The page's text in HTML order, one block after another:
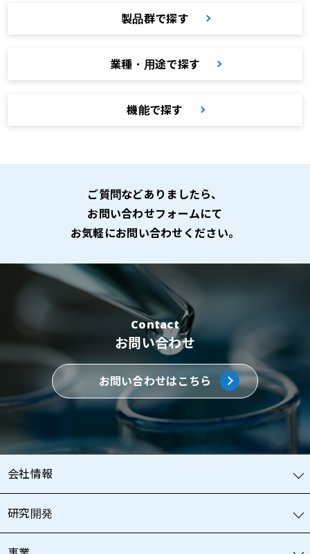
製品群で探す
業種・用途で探す
機能で探す
ご質問などありましたら、
お問い合わせフォームにて
お気軽にお問い合わせください。
Contact
お問い合わせ
お問い合わせはこちら
会社情報
研究開発